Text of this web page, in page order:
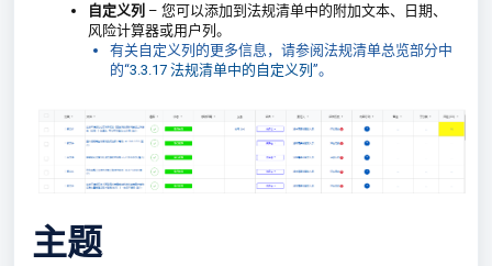
自定义列 – 您可以添加到法规清单中的附加文本、日期、
风险计算器或用户列。
有关自定义列的更多信息，请参阅法规清单总览部分中
的“3.3.17 法规清单中的自定义列”。
主题